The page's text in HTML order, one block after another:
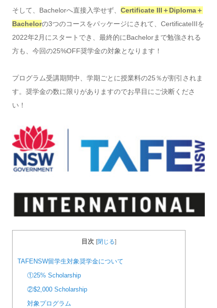
そして、Bachelorへ直接入学せず、 Certificate III＋Diploma＋
Bachelorの3つのコースをパッケージにされて、CertificateIIIを
2022年2月にスタートでき、最終的にBachelorまで勉強される
方も、今回の25%OFF奨学金の対象となります！
プログラム受講期間中、学期ごとに授業料の25％が割引されま
す。奨学金の数に限りがありますのでお早目にご決断くださ
い！
目次 [閉じる]
TAFENSW留学生対象奨学金について
①25% Scholarship
②$2,000 Scholarship
対象プログラム